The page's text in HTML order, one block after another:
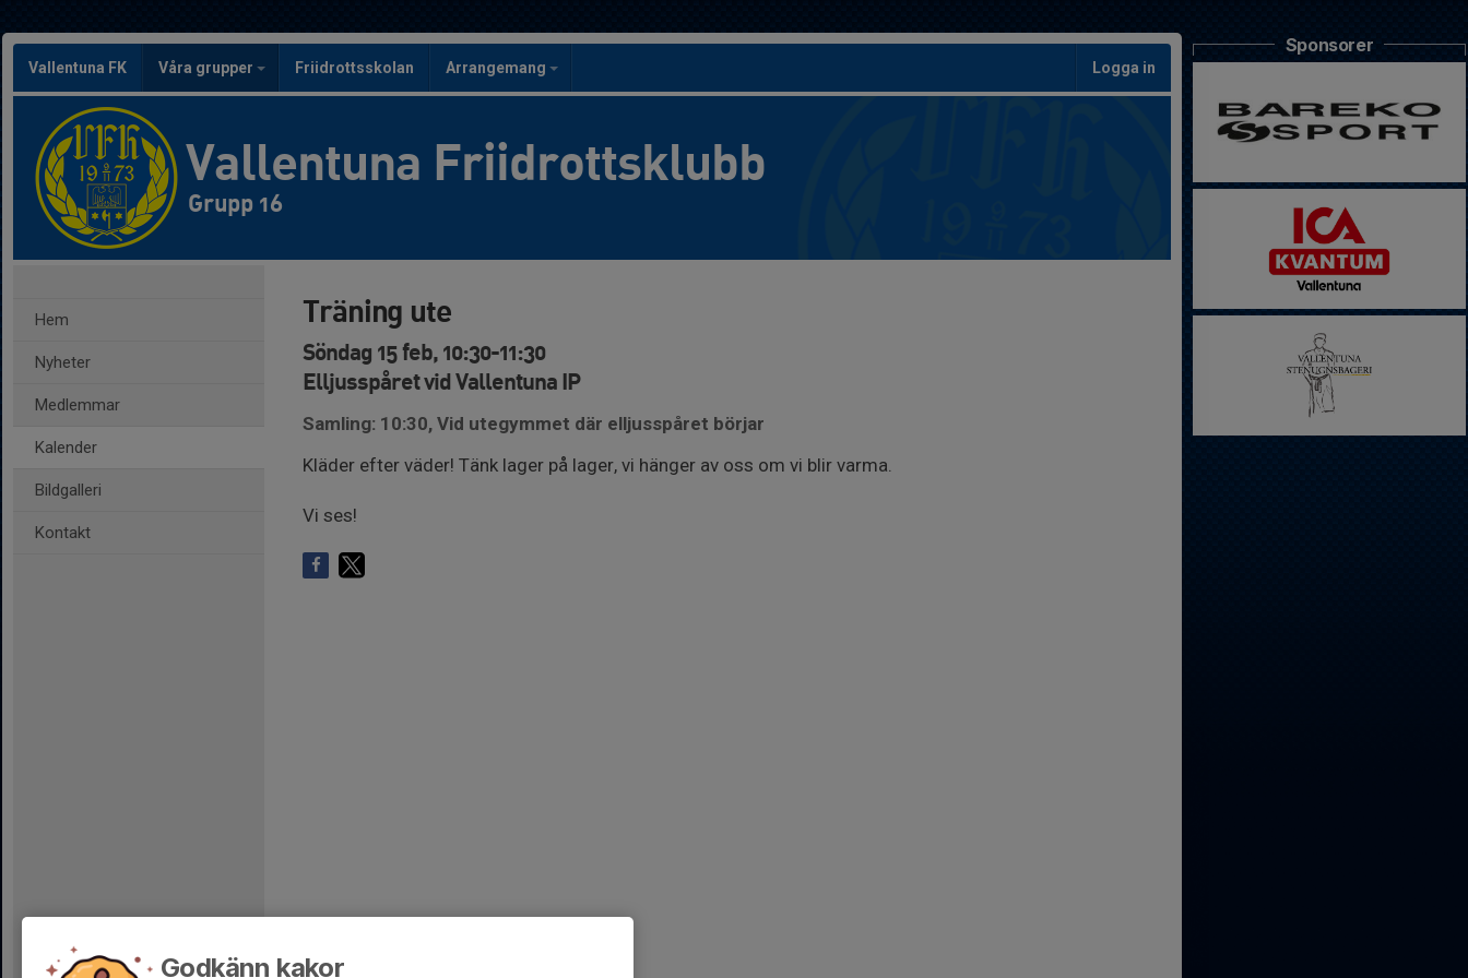
Vallentuna FK Våra grupper Friidrottsskolan Arrangemang Logga in
Vallentuna Friidrottsklubb
Grupp 16
Hem
Nyheter
Medlemmar
Kalender
Bildgalleri
Kontakt
Träning ute
Söndag 15 feb, 10:30-11:30
Elljusspåret vid Vallentuna IP
Samling: 10:30, Vid utegymmet där elljusspåret börjar
Kläder efter väder! Tänk lager på lager, vi hänger av oss om vi blir varma.
Vi ses!
Sponsorer
Godkänn kakor